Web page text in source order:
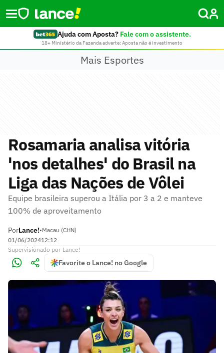
Ajuda com Aposta? Fale com o assistente.
18+ Ministério da Fazenda adverte: Aposta não é investimento
Mais Esportes
Rosamaria analisa vitória
'nos detalhes' do Brasil na
Liga das Nações de Vôlei
Equipe brasileira superou a Itália por 3 a 2 e manteve
100% de aproveitamento
PorLance!•Macau (CHN)
01/06/202412:12
Supervisionado por Lance!
Favorite o Lance! no Google